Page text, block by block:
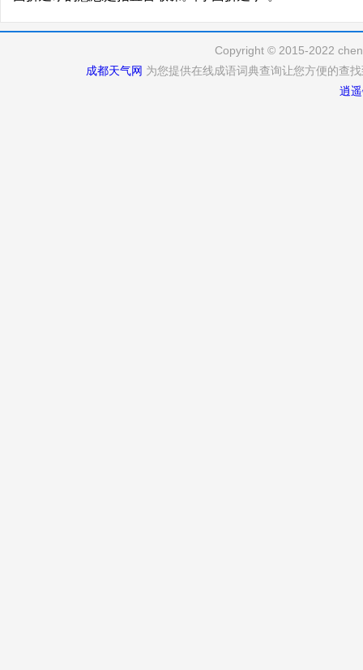
Copyright © 2015-2022
成都天气网 为您提供在线成语词典查询让您方便的查
逍